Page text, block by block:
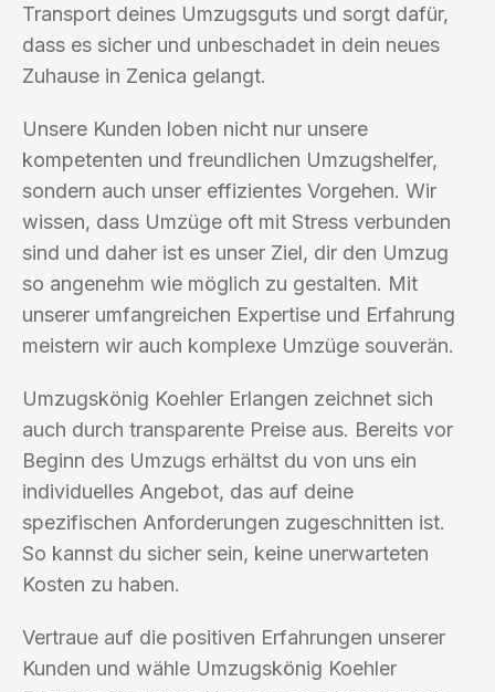
Transport deines Umzugsguts und sorgt dafür,
dass es sicher und unbeschadet in dein neues
Zuhause in Zenica gelangt.
Unsere Kunden loben nicht nur unsere
kompetenten und freundlichen Umzugshelfer,
sondern auch unser effizientes Vorgehen. Wir
wissen, dass Umzüge oft mit Stress verbunden
sind und daher ist es unser Ziel, dir den Umzug
so angenehm wie möglich zu gestalten. Mit
unserer umfangreichen Expertise und Erfahrung
meistern wir auch komplexe Umzüge souverän.
Umzugskönig Koehler Erlangen zeichnet sich
auch durch transparente Preise aus. Bereits vor
Beginn des Umzugs erhältst du von uns ein
individuelles Angebot, das auf deine
spezifischen Anforderungen zugeschnitten ist.
So kannst du sicher sein, keine unerwarteten
Kosten zu haben.
Vertraue auf die positiven Erfahrungen unserer
Kunden und wähle Umzugskönig Koehler